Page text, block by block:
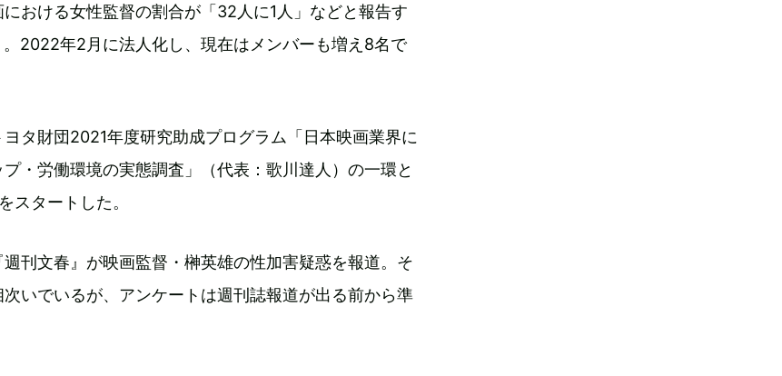
おける女性監督の割合が「32人に1人」などと報告す
2022年2月に法人化し、現在はメンバーも増え8名で
タ財団2021年度研究助成プログラム「日本映画業界に
・労働環境の実態調査」（代表：歌川達人）の一環と
スタートした。
刊文春』が映画監督・榊英雄の性加害疑惑を報道。そ
いでいるが、アンケートは週刊誌報道が出る前から準